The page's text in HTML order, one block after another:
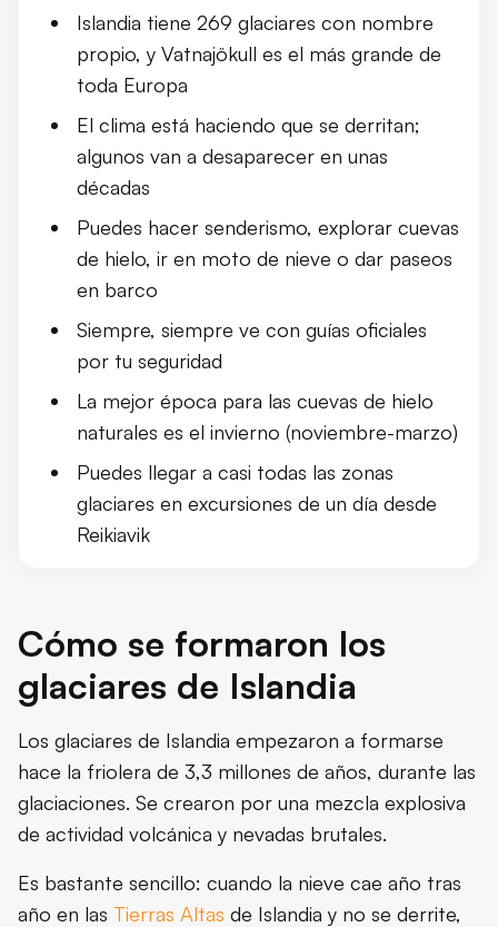
Los glaciares más famosos de Islandia
Cómo los glaciares moldean el paisaje
¿Se puede caminar sobre un glaciar?
Las mejores experiencias glaciares
Cuándo ir
Cultura y leyendas de los glaciares islandeses
Islandia tiene 269 glaciares con nombre
propio, y Vatnajökull es el más grande de
toda Europa
El clima está haciendo que se derritan;
algunos van a desaparecer en unas
décadas
Puedes hacer senderismo, explorar cuevas
de hielo, ir en moto de nieve o dar paseos
en barco
Siempre, siempre ve con guías oficiales
por tu seguridad
La mejor época para las cuevas de hielo
naturales es el invierno (noviembre-marzo)
Puedes llegar a casi todas las zonas
glaciares en excursiones de un día desde
Reikiavik
Cómo se formaron los
glaciares de Islandia
Los glaciares de Islandia empezaron a formarse
hace la friolera de 3,3 millones de años, durante las
glaciaciones. Se crearon por una mezcla explosiva
de actividad volcánica y nevadas brutales.
Es bastante sencillo: cuando la nieve cae año tras
año en las Tierras Altas de Islandia y no se derrite,